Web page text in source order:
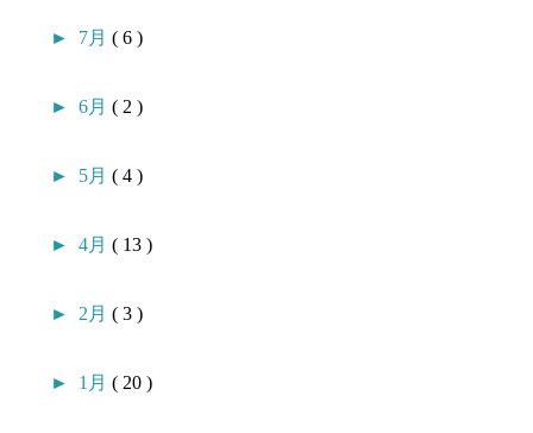
► 7月( 6 )
►6月( 2 )
► 5月( 4 )
►4月( 13 )
► 2月( 3 )
► 1月( 20 )